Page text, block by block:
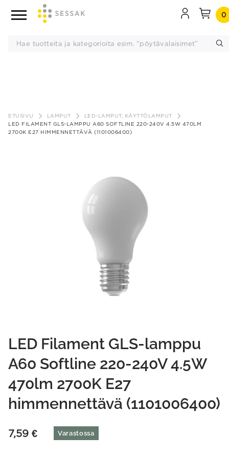
sisältöön
0
ETUSIVU LAMPUT
LED-LAMPUT, KÄYTTÖLAMPUT
LED FILAMENT GLS-LAMPPU A60 SOFTLINE 220-240V 4.5W 470LM
2700K E27 HIMMENNETTÄVÄ (1101006400)
LED Filament GLS-lamppu
A60 Softline 220-240V 4.5W
470lm 2700K E27
himmennettävä (1101006400)
7,59 € Varastossa